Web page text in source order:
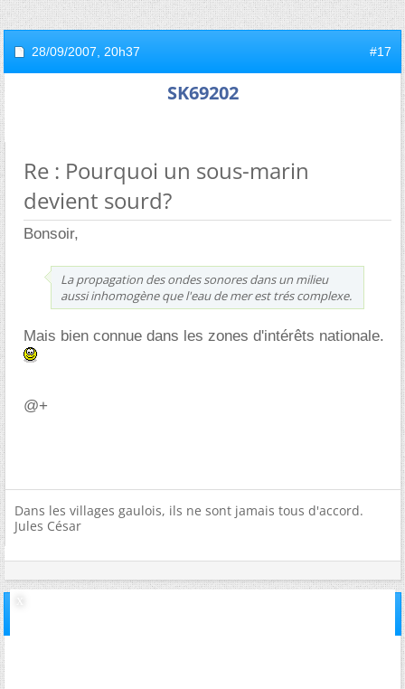
28/09/2007, 20h37 #17
SK69202
Re : Pourquoi un sous-marin
devient sourd?
Bonsoir,
La propagation des ondes sonores dans un milieu
aussi inhomogène que l'eau de mer est trés complexe.
Mais bien connue dans les zones d'intérêts nationale.
@+
Dans les villages gaulois, ils ne sont jamais tous d'accord.
Jules César